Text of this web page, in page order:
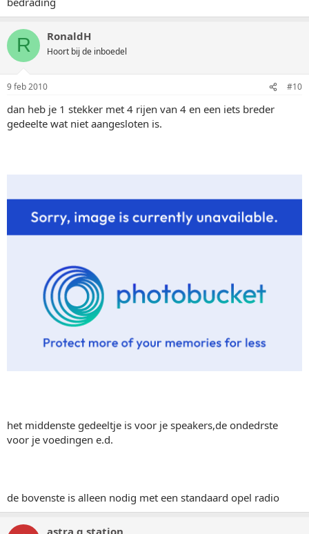
R RonaldH
Hoort bij de inboedel
9 feb 2010 #10
dan heb je 1 stekker met 4 rijen van 4 en een iets breder
gedeelte wat niet aangesloten is.
het middenste gedeeltje is voor je speakers,de ondedrste
voor je voedingen e.d.
de bovenste is alleen nodig met een standaard opel radio